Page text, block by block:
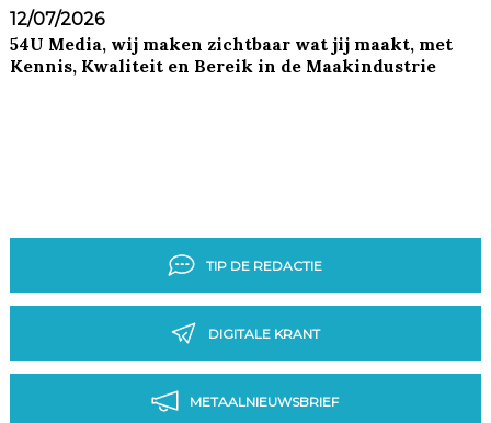
12/07/2026
54U Media, wij maken zichtbaar wat jij maakt, met
Kennis, Kwaliteit en Bereik in de Maakindustrie
TIP DE REDACTIE
DIGITALE KRANT
METAALNIEUWSBRIEF